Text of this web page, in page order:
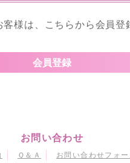
様は、こちらから会員登
お問い合わせ
Ｑ＆Ａ お問い合わせフォー